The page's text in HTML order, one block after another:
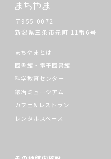
〒955-0072
新潟県三条市元町 11番6号
まちやまとは
図書館・電子図書館
科学教育センター
鍛冶ミュージアム
カフェ&レストラン
レンタルスペース